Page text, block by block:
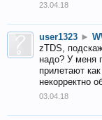
23.04.18
user1323 ►
zTDS,
надо? У меня
прилетают
некорректно
03.04.18